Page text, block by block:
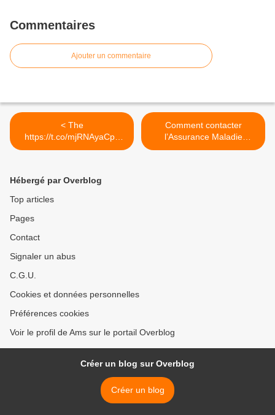
Commentaires
Ajouter un commentaire
< The
https://t.co/mjRNAyaCph
Daily est en ligne!...
Comment contacter
l’Assurance Maladie
pendant la période de
Hébergé par Overblog
Top articles
Pages
Contact
Signaler un abus
C.G.U.
Cookies et données personnelles
Préférences cookies
Voir le profil de Ams sur le portail Overblog
Créer un blog sur Overblog
Créer un blog